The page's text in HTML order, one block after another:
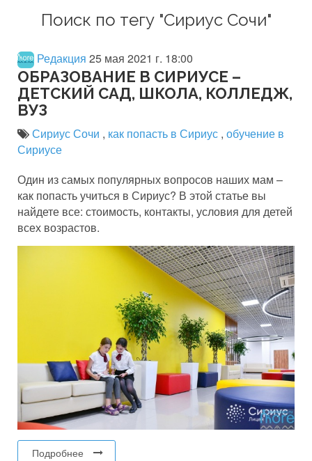
Поиск по тегу "Сириус Сочи"
Редакция 25 мая 2021 г. 18:00
ОБРАЗОВАНИЕ В СИРИУСЕ –
ДЕТСКИЙ САД, ШКОЛА, КОЛЛЕДЖ,
ВУЗ
Сириус Сочи , как попасть в Сириус , обучение в
Сириусе
Один из самых популярных вопросов наших мам –
как попасть учиться в Сириус? В этой статье вы
найдете все: стоимость, контакты, условия для детей
всех возрастов.
Подробнее